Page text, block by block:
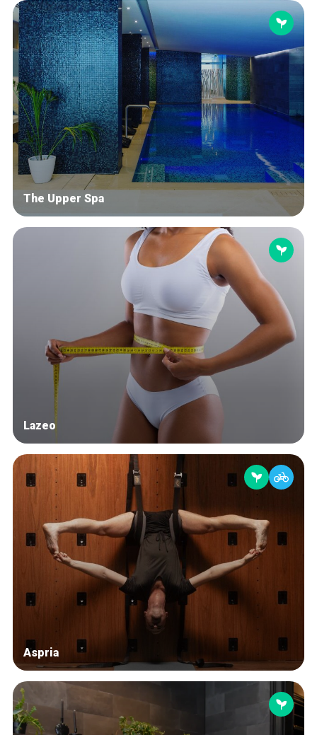
The Upper Spa
Lazeo
Aspria